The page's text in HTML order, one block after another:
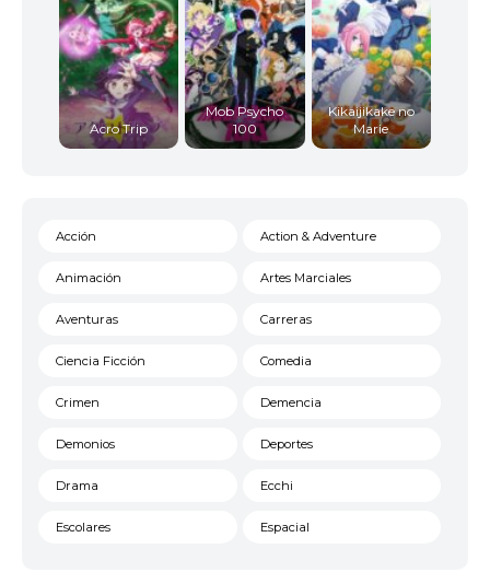
Acro Trip
Mob Psycho
100
Kikaijikake no
Marie
Acción Action & Adventure
Animación Artes Marciales
Aventuras Carreras
Ciencia Ficción Comedia
Crimen Demencia
Demonios Deportes
Drama Ecchi
Escolares Espacial